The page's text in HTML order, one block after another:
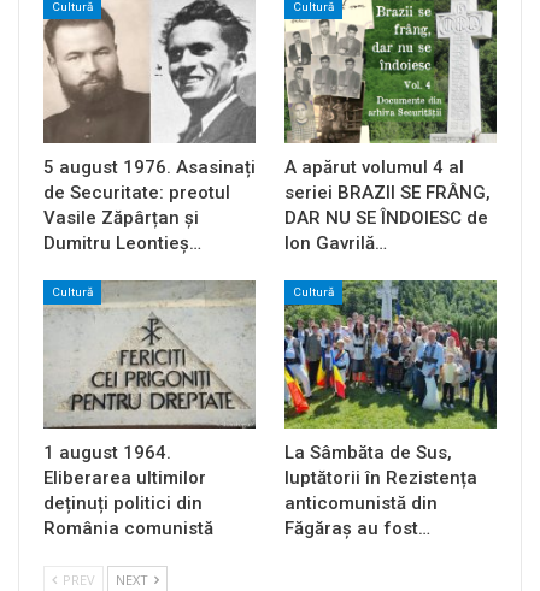
Cultură
5 august 1976. Asasinați
de Securitate: preotul
Vasile Zăpârțan și
Dumitru Leontieș…
Cultură
A apărut volumul 4 al
seriei BRAZII SE FRÂNG,
DAR NU SE ÎNDOIESC de
Ion Gavrilă…
Cultură
1 august 1964.
Eliberarea ultimilor
deținuți politici din
România comunistă
Cultură
La Sâmbăta de Sus,
luptătorii în Rezistența
anticomunistă din
Făgăraș au fost…
PREV NEXT